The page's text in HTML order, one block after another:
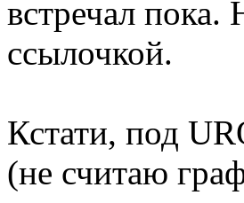
встречал пока.
ссылочкой.
Кстати, под
(не считаю